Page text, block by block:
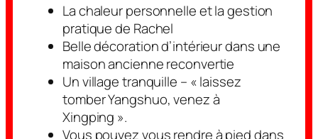
La chaleur personnelle et la gestion
pratique de Rachel
Belle décoration d’intérieur dans une
maison ancienne reconvertie
Un village tranquille – « laissez
tomber Yangshuo, venez à
Xingping ».
Vous pouvez vous rendre à pied dans